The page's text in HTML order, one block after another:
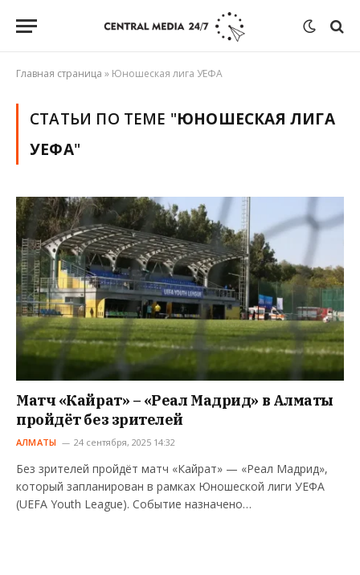
Главная страница » Юношеская лига УЕФА
СТАТЬИ ПО ТЕМЕ "ЮНОШЕСКАЯ ЛИГА
УЕФА"
Матч «Кайрат» – «Реал Мадрид» в Алматы
пройдёт без зрителей
АЛМАТЫ 24 сентября, 2025 14:32
Без зрителей пройдёт матч «Кайрат» — «Реал Мадрид»,
который запланирован в рамках Юношеской лиги УЕФА
(UEFA Youth League). Событие назначено…